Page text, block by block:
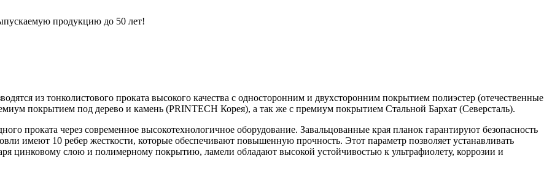
продукцию до 50 лет!
из тонколистового проката высокого качества с односторонним и двухсторонним покрытием полиэстер (отечественные
покрытием под дерево и камень (PRINTECH Корея), а так же с премиум покрытием Стальной Бархат (Северсталь).
проката через современное высокотехнологичное оборудование. Завальцованные края планок гарантируют безопасность
имеют 10 ребер жесткости, которые обеспечивают повышенную прочность. Этот параметр позволяет устанавливать
цинковому слою и полимерному покрытию, ламели обладают высокой устойчивостью к ультрафиолету, коррозии и